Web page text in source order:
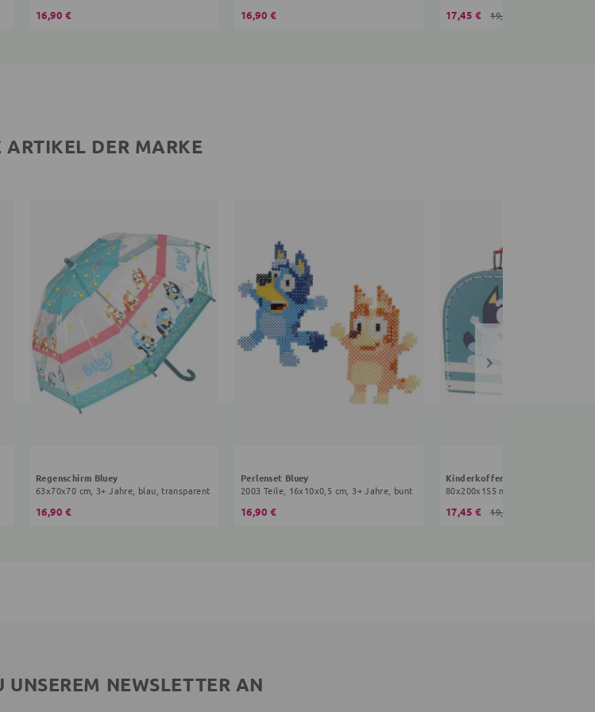
16,90 € 16,90 € 17,45 € 19,90 €
ARTIKEL DER MARKE
Regenschirm Bluey
63x70x70 cm, 3+ Jahre, blau, transparent
16,90 €
Perlenset Bluey
2003 Teile, 16x10x0,5 cm, 3+ Jahre, bunt
16,90 €
Kinderkoffer Bluey
80x200x155 mm, 3+ Jahre, blau
17,45 € 19,90 €
UNSEREM NEWSLETTER AN